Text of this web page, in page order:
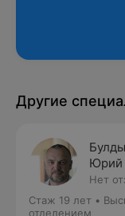
Другие
Юрий
Нет
Стаж 19 лет •
отделением